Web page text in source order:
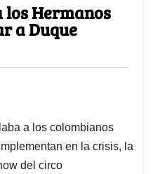
Hermanos
a Duque
a los colombianos
en la crisis, la
del circo